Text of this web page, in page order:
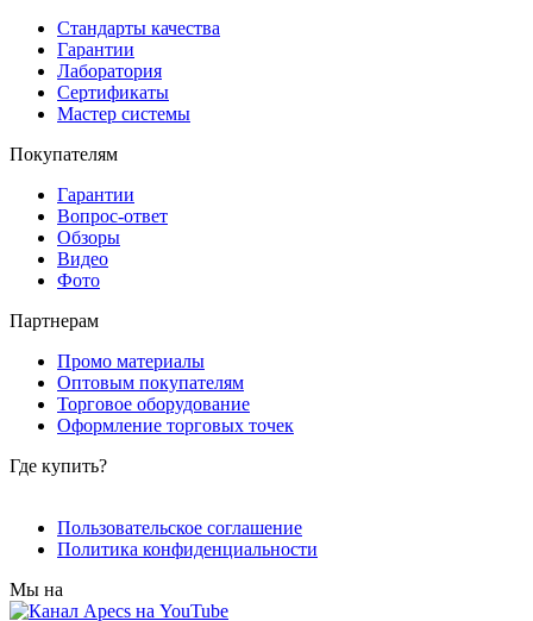
Стандарты качества
Гарантии
Лаборатория
Сертификаты
Мастер системы
Покупателям
Гарантии
Вопрос-ответ
Обзоры
Видео
Фото
Партнерам
Промо материалы
Оптовым покупателям
Торговое оборудование
Оформление торговых точек
Где купить?
Пользовательское соглашение
Политика конфиденциальности
Мы на